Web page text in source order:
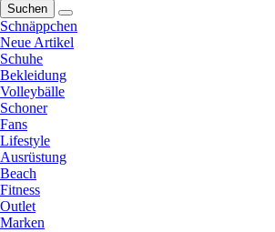
Suchen
Schnäppchen
Neue Artikel
Schuhe
Bekleidung
Volleybälle
Schoner
Fans
Lifestyle
Ausrüstung
Beach
Fitness
Outlet
Marken